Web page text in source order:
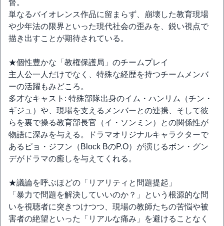
督。
単なるバイオレンス作品に留まらず、崩壊した教育現場
や少年法の限界といった現代社会の歪みを、鋭い視点で
描き出すことが期待されている。
★個性豊かな「教権保護局」のチームプレイ
主人公一人だけでなく、特殊な経歴を持つチームメンバ
ーの活躍もみどころ。
多才なキャスト: 特殊部隊出身のイム・ハンリム（チン・
ギジュ）や、現場を支えるメンバーとの連携、そして彼
らを裏で操る教育部長官（イ・ソンミン）との関係性が
物語に深みを与える。ドラマオリジナルキャラクターで
あるピョ・ジフン（Block BのP.O）が演じるボン・グン
デがドラマの癒しを与えてくれる。
★議論を呼ぶほどの「リアリティと問題提起」
「暴力で問題を解決していいのか？」という根源的な問
いを視聴者に突きつけつつ、現場の教師たちの苦悩や被
害者の絶望といった「リアルな痛み」を避けることなく